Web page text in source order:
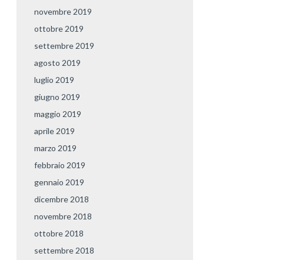
novembre 2019
ottobre 2019
settembre 2019
agosto 2019
luglio 2019
giugno 2019
maggio 2019
aprile 2019
marzo 2019
febbraio 2019
gennaio 2019
dicembre 2018
novembre 2018
ottobre 2018
settembre 2018